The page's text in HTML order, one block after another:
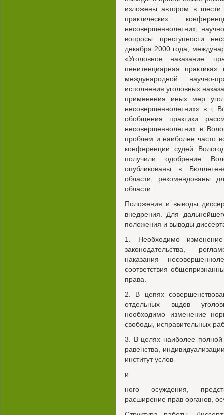
изложены автором в шести
практических
несовершеннолетних;
вопросы преступности
декабря 2000 года;
«Уголовное наказание:
пенитенциарная
международной научно-
исполнения уголовных
применения иных мер
несовершеннолетних» в г,
обобщения практики
несовершеннолетних в
проблем и наиболее часто
конференции судей
получили одобрение
опубликованы в
области, рекомендованы
области.
Положения и выводы
внедрения. Для
положения и выводы
1. Необходимо
законодательства,
наказания
соответствия
права.
2. В цепях
отдельных вцдов
необходимо изменение
свободы, исправительных
3. В целях наиболее полной
равенства,
институт услов-
и
ного осуждения,
расширение прав органов,